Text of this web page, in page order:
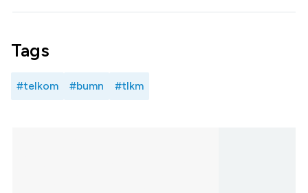
Tags
#telkom #bumn #tlkm